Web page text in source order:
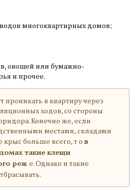
многоквартирных домов;
овощей или бумажно-
и прочее.
в квартиру через
ходов, со стороны
Конечно же, если
местами, складами
крыс больше всего, тов
такие клещи
реже. Однако и такие